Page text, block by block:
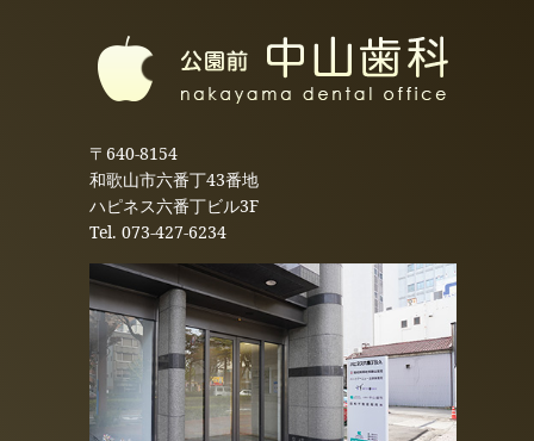
〒640-8154
和歌山市六番丁43番地
ハピネス六番丁ビル3F
Tel.073-427-6234